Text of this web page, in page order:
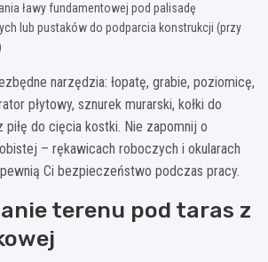
ławy fundamentowej pod palisadę
lub pustaków do podparcia konstrukcji (przy
narzędzia: łopatę, grabie, poziomicę,
płytowy, sznurek murarski, kołki do
piłę do cięcia kostki. Nie zapomnij o
– rękawicach roboczych i okularach
Ci bezpieczeństwo podczas pracy.
terenu pod taras z